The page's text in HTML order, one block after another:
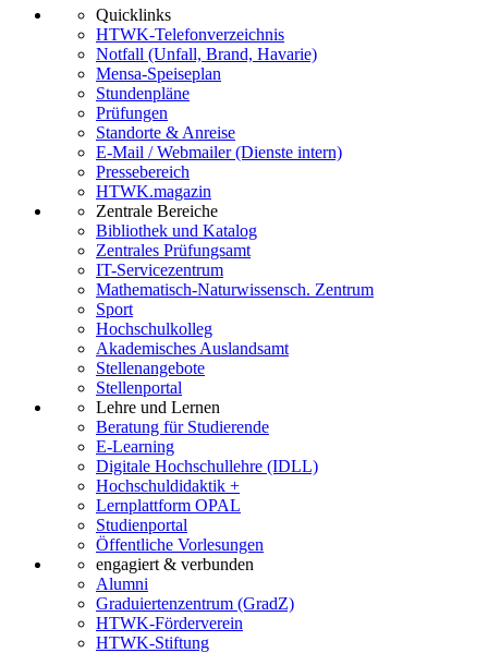
Quicklinks
HTWK-Telefonverzeichnis
Notfall (Unfall, Brand, Havarie)
Mensa-Speiseplan
Stundenpläne
Prüfungen
Standorte & Anreise
E-Mail / Webmailer (Dienste intern)
Pressebereich
HTWK.magazin
Zentrale Bereiche
Bibliothek und Katalog
Zentrales Prüfungsamt
IT-Servicezentrum
Mathematisch-Naturwissensch. Zentrum
Sport
Hochschulkolleg
Akademisches Auslandsamt
Stellenangebote
Stellenportal
Lehre und Lernen
Beratung für Studierende
E-Learning
Digitale Hochschullehre (IDLL)
Hochschuldidaktik +
Lernplattform OPAL
Studienportal
Öffentliche Vorlesungen
engagiert & verbunden
Alumni
Graduiertenzentrum (GradZ)
HTWK-Förderverein
HTWK-Stiftung